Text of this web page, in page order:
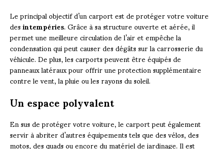
Le principal objectif d’un carport est de protéger votre voiture
desintempéries. Grâce à sa structure ouverte et aérée, il
permet une meilleure circulation de l’air et empêche la
condensation qui peut causer des dégâts sur la carrosserie du
véhicule. De plus, les carports peuvent être équipés de
panneaux latéraux pour offrir une protection supplémentaire
contre le vent, la pluie ou les rayons du soleil.
Un espace polyvalent
En sus de protéger votre voiture, le carport peut également
servir à abriter d’autres équipements tels que des vélos, des